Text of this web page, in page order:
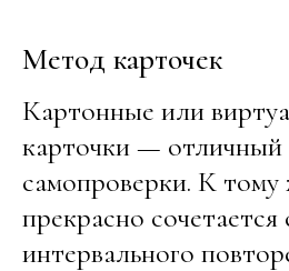
Метод карточек
Картонные или
карточки — отличный
самопроверки. К
прекрасно сочетается
интервального